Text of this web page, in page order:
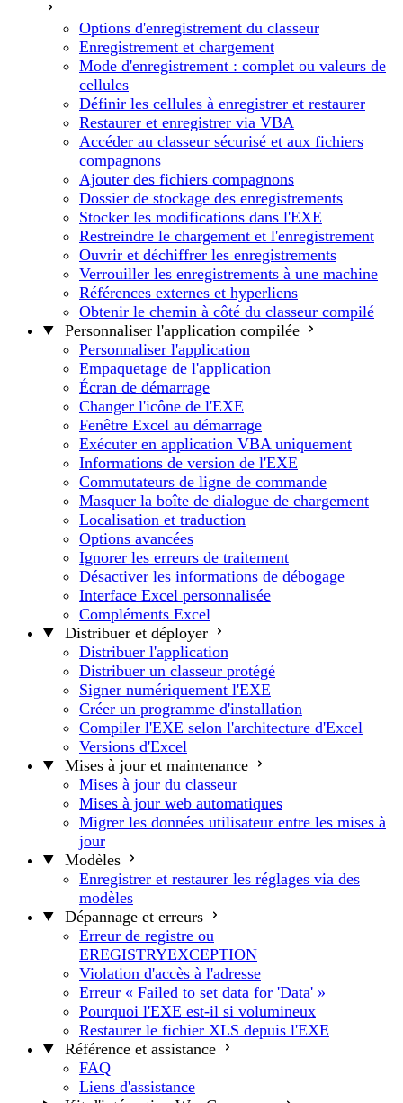
Options d'enregistrement du classeur
Enregistrement et chargement
Mode d'enregistrement : complet ou valeurs de
cellules
Définir les cellules à enregistrer et restaurer
Restaurer et enregistrer via VBA
Accéder au classeur sécurisé et aux fichiers
compagnons
Ajouter des fichiers compagnons
Dossier de stockage des enregistrements
Stocker les modifications dans l'EXE
Restreindre le chargement et l'enregistrement
Ouvrir et déchiffrer les enregistrements
Verrouiller les enregistrements à une machine
Références externes et hyperliens
Obtenir le chemin à côté du classeur compilé
Personnaliser l'application compilée
Personnaliser l'application
Empaquetage de l'application
Écran de démarrage
Changer l'icône de l'EXE
Fenêtre Excel au démarrage
Exécuter en application VBA uniquement
Informations de version de l'EXE
Commutateurs de ligne de commande
Masquer la boîte de dialogue de chargement
Localisation et traduction
Options avancées
Ignorer les erreurs de traitement
Désactiver les informations de débogage
Interface Excel personnalisée
Compléments Excel
Distribuer et déployer
Distribuer l'application
Distribuer un classeur protégé
Signer numériquement l'EXE
Créer un programme d'installation
Compiler l'EXE selon l'architecture d'Excel
Versions d'Excel
Mises à jour et maintenance
Mises à jour du classeur
Mises à jour web automatiques
Migrer les données utilisateur entre les mises à
jour
Modèles
Enregistrer et restaurer les réglages via des
modèles
Dépannage et erreurs
Erreur de registre ou
EREGISTRYEXCEPTION
Violation d'accès à l'adresse
Erreur « Failed to set data for 'Data' »
Pourquoi l'EXE est-il si volumineux
Restaurer le fichier XLS depuis l'EXE
Référence et assistance
FAQ
Liens d'assistance